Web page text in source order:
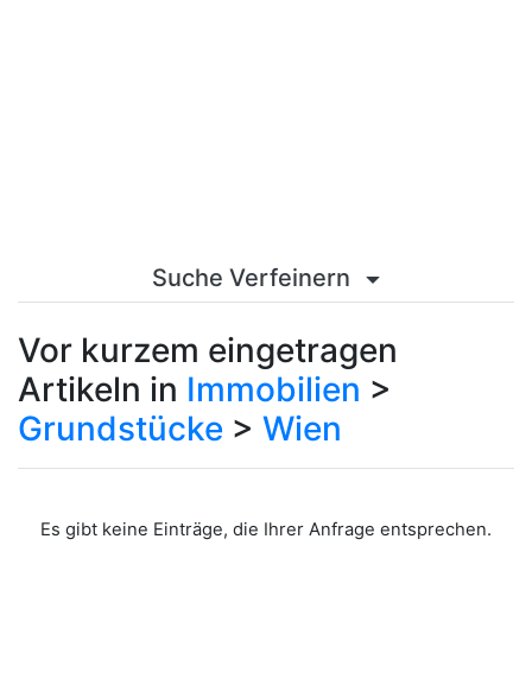
Suche Verfeinern
Vor kurzem eingetragen
Artikeln in Immobilien >
Grundstücke > Wien
Es gibt keine Einträge, die Ihrer Anfrage entsprechen.